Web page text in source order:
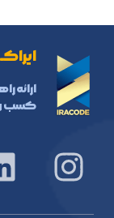
ارائه
کسب و